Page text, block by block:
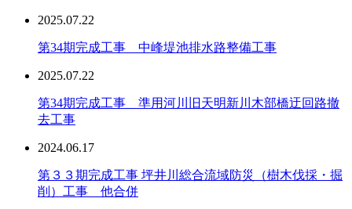
2025.07.22
第34期完成工事 中峰堤池排水路整備工事
2025.07.22
第34期完成工事 準用河川旧天明新川木部橋迂回路撤
去工事
2024.06.17
第３３期完成工事 坪井川総合流域防災（樹木伐採・掘
削）工事 他合併